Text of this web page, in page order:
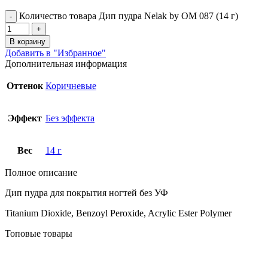
Количество товара Дип пудра Nelak by OM 087 (14 г)
В корзину
Добавить в "Избранное"
Дополнительная информация
Оттенок Коричневые
Эффект Без эффекта
Вес 14 г
Полное описание
Дип пудра для покрытия ногтей без УФ
Titanium Dioxide, Benzoyl Peroxide, Acrylic Ester Polymer
Топовые товары